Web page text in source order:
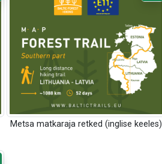
Metsa matkaraja retked (inglise keeles)